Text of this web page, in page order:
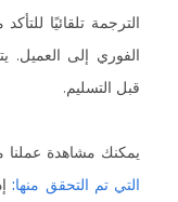
الترجمة تلقائيًا
الفوري إلى العميل.
قبل التسليم.
يمكنك مشاهدة عملنا
التي تم التحقق منها: